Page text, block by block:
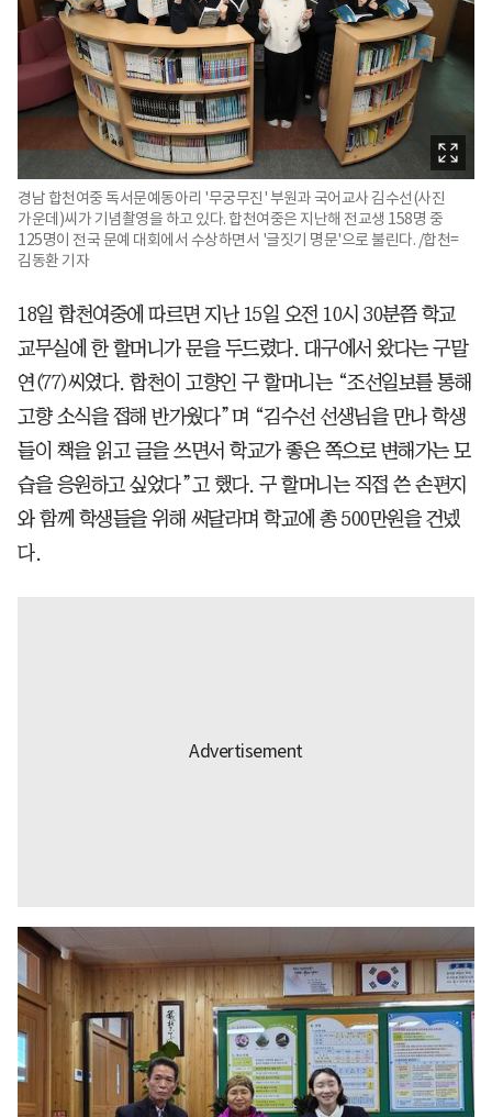
경남 합천여중 독서문예동아리 '무궁무진' 부원과 국어교사 김수선(사진
가운데)씨가 기념촬영을 하고 있다. 합천여중은 지난해 전교생 158명 중
125명이 전국 문예 대회에서 수상하면서 '글짓기 명문'으로 불린다. /합천=
김동환 기자
18일 합천여중에 따르면 지난 15일 오전 10시 30분쯤 학교
교무실에 한 할머니가 문을 두드렸다. 대구에서 왔다는 구말
연(77)씨였다. 합천이 고향인 구 할머니는 “조선일보를 통해
고향 소식을 접해 반가웠다”며 “김수선 선생님을 만나 학생
들이 책을 읽고 글을 쓰면서 학교가 좋은 쪽으로 변해가는 모
습을 응원하고 싶었다”고 했다. 구 할머니는 직접 쓴 손편지
와 함께 학생들을 위해 써달라며 학교에 총 500만원을 건넸
다.